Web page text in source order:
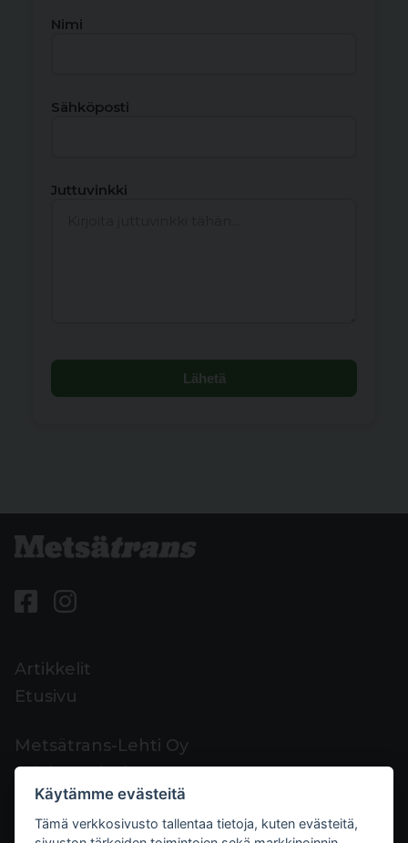
Nimi
Sähköposti
Juttuvinkki
Lähetä
Artikkelit
Etusivu
Metsätrans-Lehti Oy
Asiakaspalvelu
Yhteystiedot
Palaute
Käytämme evästeitä
Tämä verkkosivusto tallentaa tietoja, kuten evästeitä,